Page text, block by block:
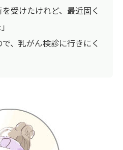
受けたけれど、最近固く
、乳がん検診に行きにく